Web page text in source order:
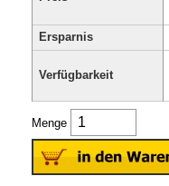
Ersparnis
Verfügbarkeit
Menge